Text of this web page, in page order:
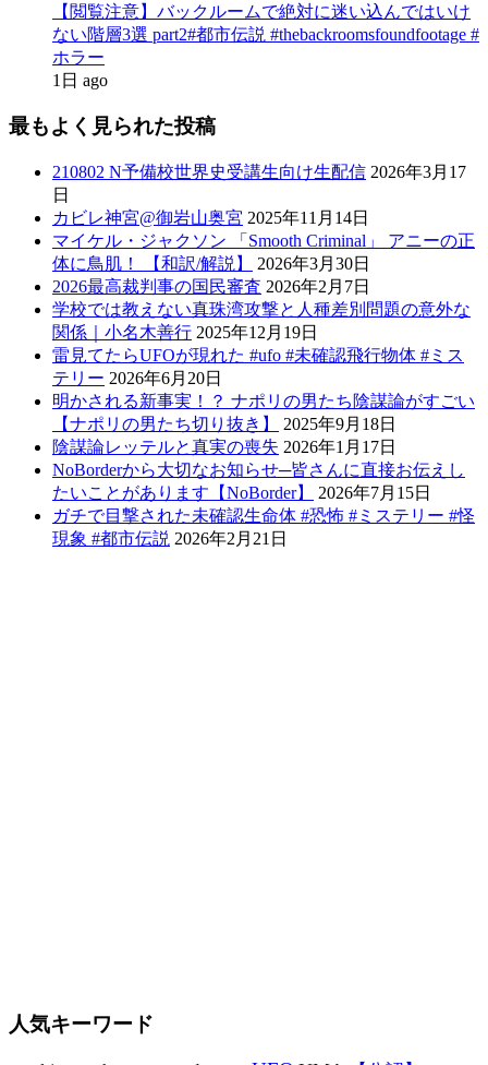
【閲覧注意】バックルームで絶対に迷い込んではいけ
ない階層3選 part2#都市伝説 #thebackroomsfoundfootage #
ホラー
1日 ago
最もよく見られた投稿
210802 N予備校世界史受講生向け生配信 2026年3月17
日
カビレ神宮@御岩山奥宮 2025年11月14日
マイケル・ジャクソン 「Smooth Criminal」 アニーの正
体に鳥肌！ 【和訳/解説】
2026年3月30日
2026最高裁判事の国民審査 2026年2月7日
学校では教えない真珠湾攻撃と人種差別問題の意外な
関係｜小名木善行 2025年12月19日
雷見てたらUFOが現れた #ufo #未確認飛行物体 #ミス
テリー 2026年6月20日
明かされる新事実！？ ナポリの男たち陰謀論がすごい
【ナポリの男たち切り抜き】
2025年9月18日
陰謀論レッテルと真実の喪失 2026年1月17日
NoBorderから大切なお知らせ─皆さんに直接お伝えし
たいことがあります【NoBorder】
2026年7月15日
ガチで目撃された未確認生命体 #恐怖 #ミステリー #怪
現象 #都市伝説 2026年2月21日
人気キーワード